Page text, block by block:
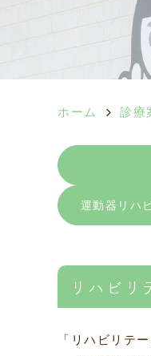
ホーム 診療
運動器リハ
リハビリ
「リハビリテ